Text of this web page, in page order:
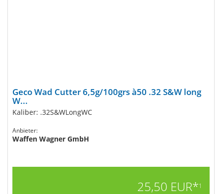
Geco Wad Cutter 6,5g/100grs à50 .32 S&W long
W...
Kaliber: .32S&WLongWC
Anbieter:
Waffen Wagner GmbH
25,50 EUR*1